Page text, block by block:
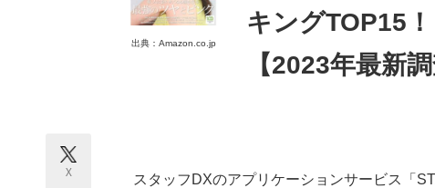
ITエンジニア向け専門サイト
ちょっと気になるネットの話題
出典：Amazon.co.jp
キングTOP15
【2023年最新調
X
スタッフDXのアプリケーションサービス「